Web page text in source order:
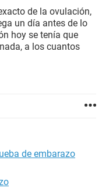
de la ovulación,
un día antes de lo
hoy se tenía que
a los cuantos
de embarazo